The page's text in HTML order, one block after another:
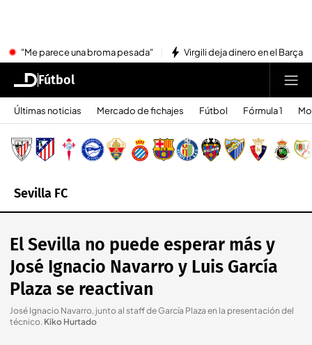
"Me parece una broma pesada" Virgili deja dinero en el Barça
Fútbol
Últimas noticias Mercado de fichajes Fútbol Fórmula 1
Sevilla FC
El Sevilla no puede esperar más y
José Ignacio Navarro y Luis García
Plaza se reactivan
José Ignacio Navarro, junto al staff de García Plaza en la presentación del
técnico. Kiko Hurtado